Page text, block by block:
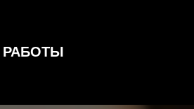
РАБОТЫ